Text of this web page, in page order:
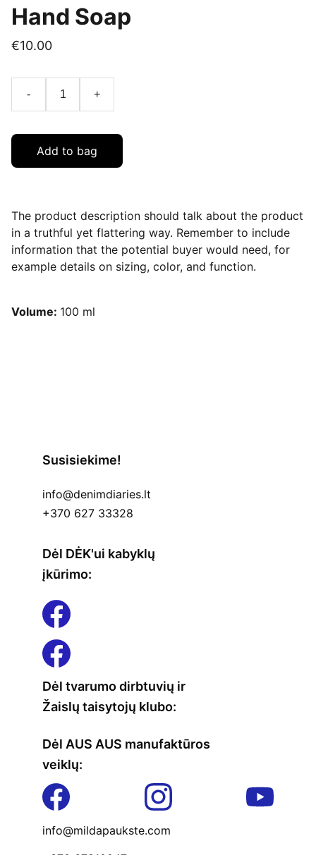
Hand Soap
€10.00
- +
Add to bag
The product description should talk about the product
in a truthful yet flattering way. Remember to include
information that the potential buyer would need, for
example details on sizing, color, and function.
Volume: 100 ml
Susisiekime!
info@denimdiaries.lt
Dėl DĖK'ui kabyklų
įkūrimo:
+370 627 33328
Dėl tvarumo dirbtuvių ir
Žaislų taisytojų klubo:
Dėl AUS AUS manufaktūros
veiklų:
info@mildapaukste.com